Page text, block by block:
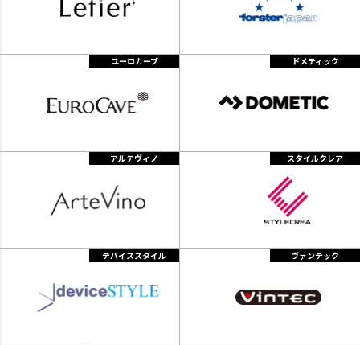
ユーロカーブ ドメティック
アルテヴィノ スタイルクレア
デバイススタイル ヴァンテック